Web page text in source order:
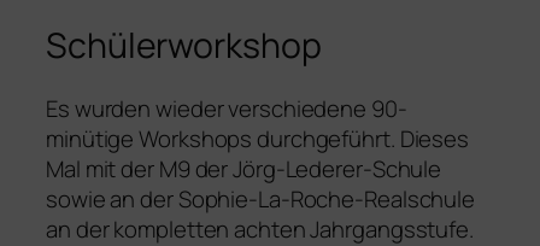
Schülerworkshop
Es wurden wieder verschiedene 90-
minütige Workshops durchgeführt. Dieses
Mal mit der M9 der Jörg-Lederer-Schule
sowie an der Sophie-La-Roche-Realschule
an der kompletten achten Jahrgangsstufe.